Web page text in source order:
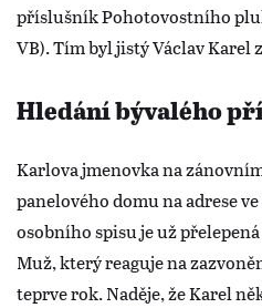
příslušník Pohotovostního
VB). Tím byl jistý Václav Karel
Hledání bývalého
Karlova jmenovka na
panelového domu na adrese
osobního spisu je už
Muž, který reaguje na
teprve rok. Naděje, že Karel